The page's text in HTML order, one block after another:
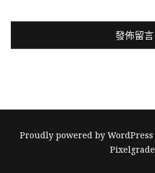
Proudly powered by WordPress
Pixelgrade